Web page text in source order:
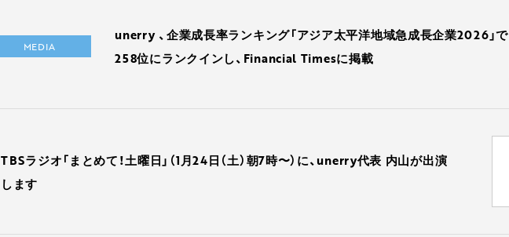
MEDIA
unerry 、企業成長率ランキング「アジア太平洋地域急成長企業2026」で
258位にランクインし、Financial Timesに掲載
TBSラジオ「まとめて！土曜日」（1月24日（土）朝7時〜）に、unerry代表 内山が出演
します